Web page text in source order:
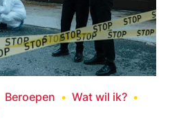
Beroepen
Wat wil ik?